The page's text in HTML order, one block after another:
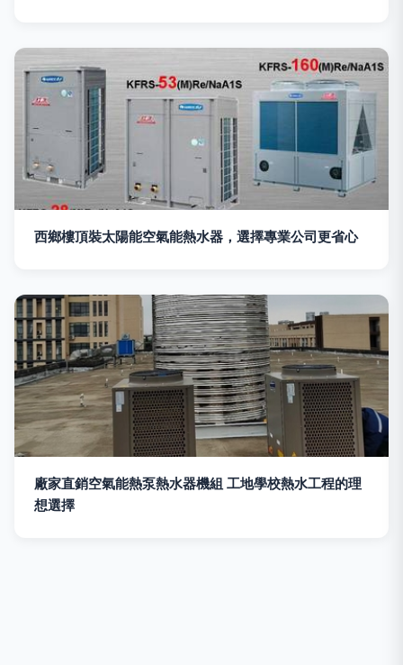
西鄉樓頂裝太陽能空氣能熱水器，選擇專業公司更省心
廠家直銷空氣能熱泵熱水器機組 工地學校熱水工程的理
想選擇